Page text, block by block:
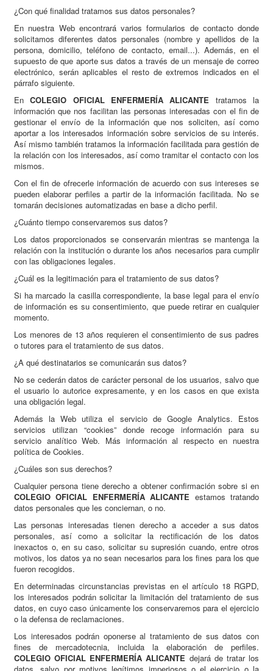
¿Con qué finalidad tratamos sus datos personales?
En nuestra Web encontrará varios formularios de contacto donde
solicitamos diferentes datos personales (nombre y apellidos de la
persona, domicilio, teléfono de contacto, email...). Además, en el
supuesto de que aporte sus datos a través de un mensaje de correo
electrónico, serán aplicables el resto de extremos indicados en el
párrafo siguiente.
EnCOLEGIO OFICIAL ENFERMERÍA ALICANTE tratamos la
información que nos facilitan las personas interesadas con el fin de
gestionar el envío de la información que nos soliciten, así como
aportar a los interesados información sobre servicios de su interés.
Así mismo también tratamos la información facilitada para gestión de
la relación con los interesados, así como tramitar el contacto con los
mismos.
Con el fin de ofrecerle información de acuerdo con sus intereses se
pueden elaborar perfiles a partir de la información facilitada. No se
tomarán decisiones automatizadas en base a dicho perfil.
¿Cuánto tiempo conservaremos sus datos?
Los datos proporcionados se conservarán mientras se mantenga la
relación con la institución o durante los años necesarios para cumplir
con las obligaciones legales.
¿Cuál es la legitimación para el tratamiento de sus datos?
Si ha marcado la casilla correspondiente, la base legal para el envío
de información es su consentimiento, que puede retirar en cualquier
momento.
Los menores de 13 años requieren el consentimiento de sus padres
o tutores para el tratamiento de sus datos.
¿A qué destinatarios se comunicarán sus datos?
No se cederán datos de carácter personal de los usuarios, salvo que
el usuario lo autorice expresamente, y en los casos en que exista
una obligación legal.
Además la Web utiliza el servicio de Google Analytics. Estos
servicios utilizan “cookies” donde recoge información para su
servicio analítico Web. Más información al respecto en nuestra
política de Cookies.
¿Cuáles son sus derechos?
Cualquier persona tiene derecho a obtener confirmación sobre si en
COLEGIO OFICIAL ENFERMERÍA ALICANTE estamos tratando
datos personales que les conciernan, o no.
Las personas interesadas tienen derecho a acceder a sus datos
personales, así como a solicitar la rectificación de los datos
inexactos o, en su caso, solicitar su supresión cuando, entre otros
motivos, los datos ya no sean necesarios para los fines para los que
fueron recogidos.
En determinadas circunstancias previstas en el artículo 18 RGPD,
los interesados podrán solicitar la limitación del tratamiento de sus
datos, en cuyo caso únicamente los conservaremos para el ejercicio
o la defensa de reclamaciones.
Los interesados podrán oponerse al tratamiento de sus datos con
fines de mercadotecnia, incluida la elaboración de perfiles.
COLEGIO OFICIAL ENFERMERÍA ALICANTE dejará de tratar los